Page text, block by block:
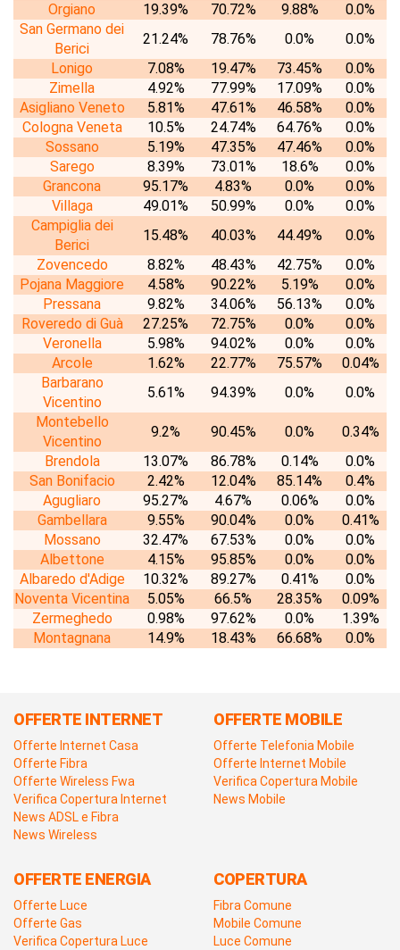
Orgiano
19.39% 70.72% 9.88%
0.0%
San Germano dei
Berici
21.24% 78.76% 0.0%
0.0%
Lonigo
7.08% 19.47% 73.45%
0.0%
Zimella
4.92% 77.99% 17.09%
0.0%
Asigliano Veneto
5.81% 47.61% 46.58%
0.0%
Cologna Veneta
10.5% 24.74% 64.76%
0.0%
Sossano
5.19% 47.35% 47.46%
0.0%
Sarego
8.39% 73.01% 18.6%
0.0%
Grancona
95.17% 4.83% 0.0%
0.0%
Villaga
49.01% 50.99% 0.0%
0.0%
Campiglia dei
Berici
15.48% 40.03% 44.49%
0.0%
Zovencedo
8.82% 48.43% 42.75%
0.0%
Pojana Maggiore
4.58% 90.22% 5.19%
0.0%
Pressana
9.82% 34.06% 56.13%
0.0%
Roveredo di Guà
27.25% 72.75% 0.0%
0.0%
Veronella
5.98% 94.02% 0.0%
0.0%
Arcole
1.62% 22.77% 75.57%
0.04%
Barbarano
Vicentino
5.61% 94.39% 0.0%
0.0%
Montebello
Vicentino
9.2% 90.45% 0.0%
0.34%
Brendola
13.07% 86.78% 0.14%
0.0%
San Bonifacio
2.42% 12.04% 85.14%
0.4%
Agugliaro
95.27% 4.67% 0.06%
0.0%
Gambellara
9.55% 90.04% 0.0%
0.41%
Mossano
32.47% 67.53% 0.0%
0.0%
Albettone
4.15% 95.85% 0.0%
0.0%
Albaredo d'Adige
10.32% 89.27% 0.41%
0.0%
Noventa Vicentina
5.05% 66.5% 28.35%
0.09%
Zermeghedo
0.98% 97.62% 0.0%
1.39%
Montagnana
14.9% 18.43% 66.68% 0.0%
OFFERTE INTERNET
Offerte Internet Casa
Offerte Fibra
Offerte Wireless Fwa
Verifica Copertura Internet
News ADSL e Fibra
News Wireless
OFFERTE MOBILE
Offerte Telefonia Mobile
Offerte Internet Mobile
Verifica Copertura Mobile
News Mobile
OFFERTE ENERGIA
Offerte Luce
Offerte Gas
Verifica Copertura Luce
COPERTURA
Fibra Comune
Mobile Comune
Luce Comune